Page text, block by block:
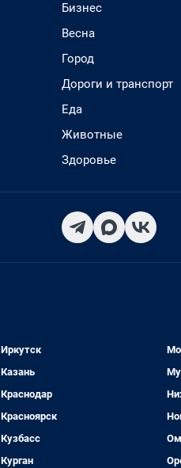
Бизнес
Весна
Город
Дороги и транспорт
Еда
Животные
Здоровье
Иркутск
Казань
Краснодар
Красноярск
Кузбасс
Курган